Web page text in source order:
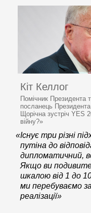
Кіт Келлог
Помічник Президента
посланець
Щорічна зустріч YES
війну?»
«Існує три різні
путіна до
дипломатичний,
Якщо ви
шкалою від 1 до
ми перебуваємо
реалізації»